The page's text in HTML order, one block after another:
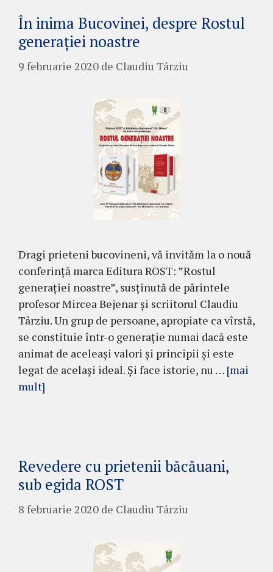
În inima Bucovinei, despre Rostul
generației noastre
9 februarie 2020 de Claudiu Târziu
Dragi prieteni bucovineni, vă invităm la o nouă
conferință marca Editura ROST: ”Rostul
generației noastre”, susținută de părintele
profesor Mircea Bejenar și scriitorul Claudiu
Târziu. Un grup de persoane, apropiate ca vîrstă,
se constituie într-o generație numai dacă este
animat de aceleași valori și principii și este
legat de același ideal. Și face istorie, nu … [mai
mult]
Revedere cu prietenii băcăuani,
sub egida ROST
8 februarie 2020 de Claudiu Târziu